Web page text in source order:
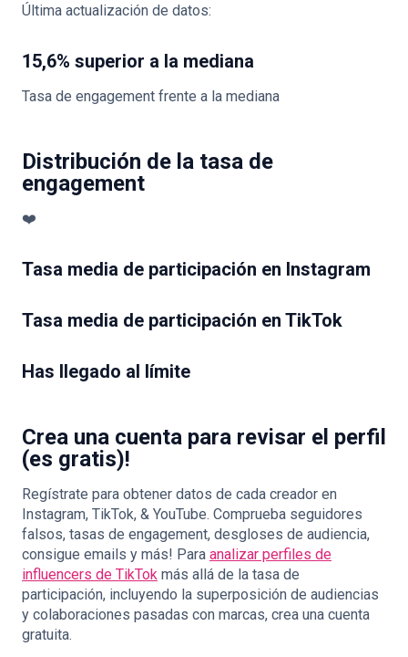
Última actualización de datos:
15,6% superior a la mediana
Tasa de engagement frente a la mediana
Distribución de la tasa de
engagement
❤️
Tasa media de participación en Instagram
Tasa media de participación en TikTok
Has llegado al límite
Crea una cuenta para revisar el perfil
(es gratis)!
Regístrate para obtener datos de cada creador en
Instagram, TikTok, & YouTube. Comprueba seguidores
falsos, tasas de engagement, desgloses de audiencia,
consigue emails y más! Para analizar perfiles de
influencers de TikTok más allá de la tasa de
participación, incluyendo la superposición de audiencias
y colaboraciones pasadas con marcas, crea una cuenta
gratuita.